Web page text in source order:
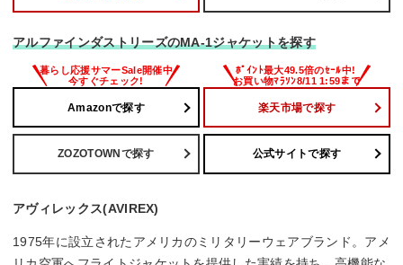
アルファインダストリーズのMA-1ジャケットを探す
Amazonで探す 楽天市場で探す
ZOZOTOWNで探す 公式サイトで探す
アヴィレックス(AVIREX)
1975年に設立されたアメリカのミリタリーウェアブランド。アメ